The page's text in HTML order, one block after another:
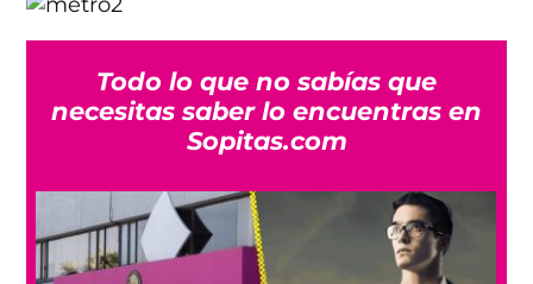
Todo lo que no sabías que
necesitas saber lo encuentras en
Sopitas.com